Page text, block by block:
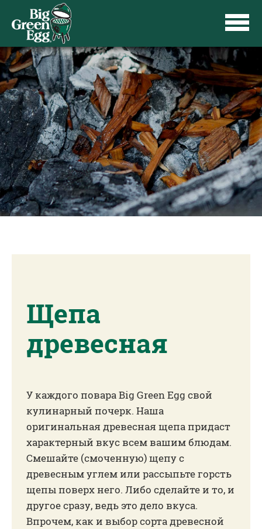
Щепа
древесная
У каждого повара Big Green Egg свой
кулинарный почерк. Наша
оригинальная древесная щепа придаст
характерный вкус всем вашим блюдам.
Смешайте (смоченную) щепу с
древесным углем или рассыпьте горсть
щепы поверх него. Либо сделайте и то, и
другое сразу, ведь это дело вкуса.
Впрочем, как и выбор сорта древесной